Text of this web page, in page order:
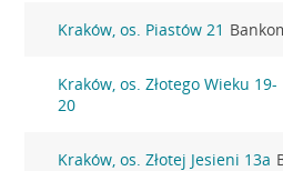
Kraków, os. Piastów 21
Kraków, os. Złotego Wieku 19-
20
Kraków, os. Złotej Jesieni 13a